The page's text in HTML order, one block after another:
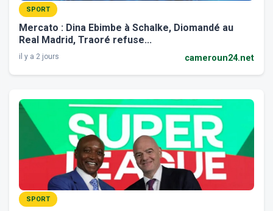
SPORT
Mercato : Dina Ebimbe à Schalke, Diomandé au
Real Madrid, Traoré refuse...
il y a 2 jours cameroun24.net
SPORT